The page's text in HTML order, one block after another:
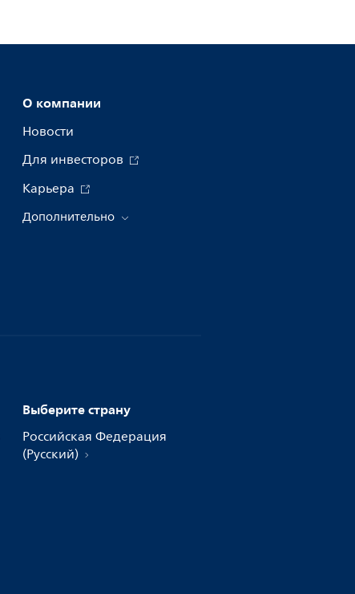
О компании
Новости
Для инвесторов
Карьера
Дополнительно
Выберите страну
Российская Федерация
(Русский)